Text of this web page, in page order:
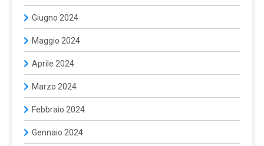
Giugno 2024
Maggio 2024
Aprile 2024
Marzo 2024
Febbraio 2024
Gennaio 2024